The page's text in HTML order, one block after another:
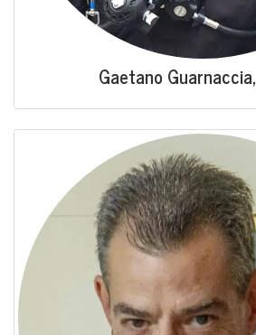
Gae­ta­no Guar­nac­cia,